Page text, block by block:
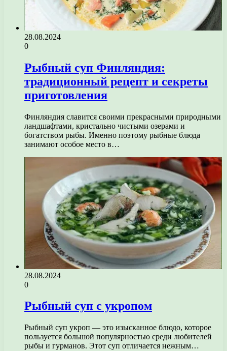
28.08.2024
0
Рыбный суп Финляндия:
традиционный рецепт и секреты
приготовления
Финляндия славится своими прекрасными природными
ландшафтами, кристально чистыми озерами и
богатством рыбы. Именно поэтому рыбные блюда
занимают особое место в…
28.08.2024
0
Рыбный суп с укропом
Рыбный суп укроп — это изысканное блюдо, которое
пользуется большой популярностью среди любителей
рыбы и гурманов. Этот суп отличается нежным…